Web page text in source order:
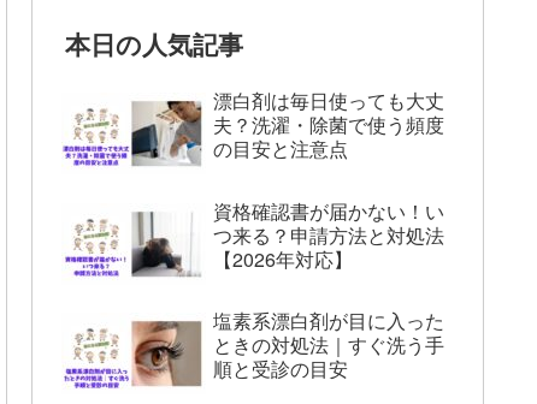
本日の人気記事
漂白剤は毎日使っても大丈
夫？洗濯・除菌で使う頻度
の目安と注意点
資格確認書が届かない！い
つ来る？申請方法と対処法
【2026年対応】
塩素系漂白剤が目に入った
ときの対処法｜すぐ洗う手
順と受診の目安